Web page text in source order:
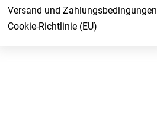
Versand und Zahlungsbedingungen
Cookie-Richtlinie (EU)